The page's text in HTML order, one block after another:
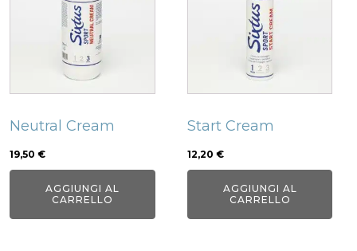
Neutral Cream
19,50 €
AGGIUNGI AL
CARRELLO
Start Cream
12,20 €
AGGIUNGI AL
CARRELLO